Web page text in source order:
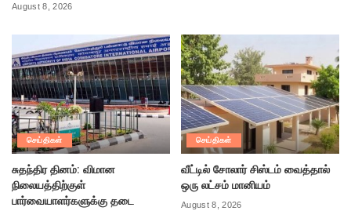
August 8, 2026
செய்திகள்
சுதந்திர தினம்: விமான
நிலையத்திற்குள்
பார்வையாளர்களுக்கு தடை
செய்திகள்
வீட்டில் சோலார் சிஸ்டம் வைத்தால்
ஒரு லட்சம் மானியம்
August 8, 2026